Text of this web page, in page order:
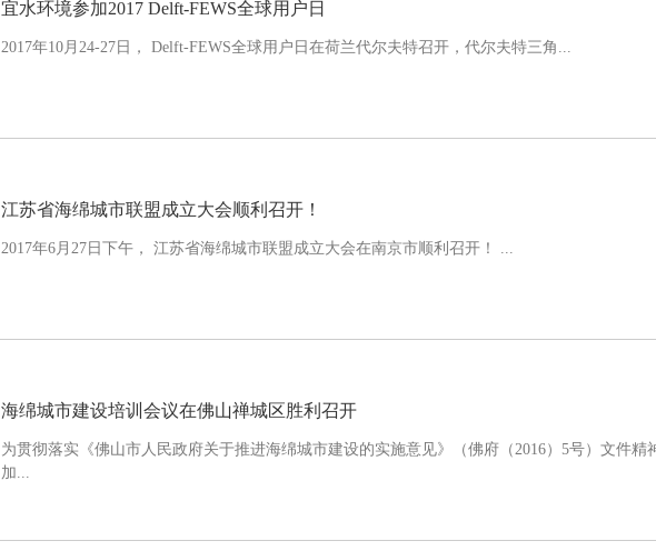
宜水环境参加2017 Delft-FEWS全球用户日
2017年10月24-27日， Delft-FEWS全球用户日在荷兰代尔夫特召开，代尔夫特三角...
江苏省海绵城市联盟成立大会顺利召开！
2017年6月27日下午， 江苏省海绵城市联盟成立大会在南京市顺利召开！ ...
海绵城市建设培训会议在佛山禅城区胜利召开
为贯彻落实《佛山市人民政府关于推进海绵城市建设的实施意见》（佛府（2016）5号）文件精
加...